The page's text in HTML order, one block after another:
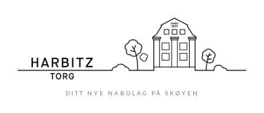
DITT NYE NABOLAG PÅ SKØYEN